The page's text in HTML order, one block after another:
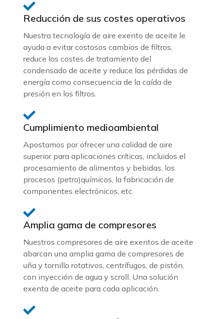
Reducción de sus costes operativos
Nuestra tecnología de aire exento de aceite le
ayuda a evitar costosos cambios de filtros,
reduce los costes de tratamiento del
condensado de aceite y reduce las pérdidas de
energía como consecuencia de la caída de
presión en los filtros.
Cumplimiento medioambiental
Apostamos por ofrecer una calidad de aire
superior para aplicaciones críticas, incluidos el
procesamiento de alimentos y bebidas, los
procesos (petro)químicos, la fabricación de
componentes electrónicos, etc.
Amplia gama de compresores
Nuestros compresores de aire exentos de aceite
abarcan una amplia gama de compresores de
uña y tornillo rotativos, centrífugos, de pistón,
con inyección de agua y scroll. Una solución
exenta de aceite para cada aplicación.